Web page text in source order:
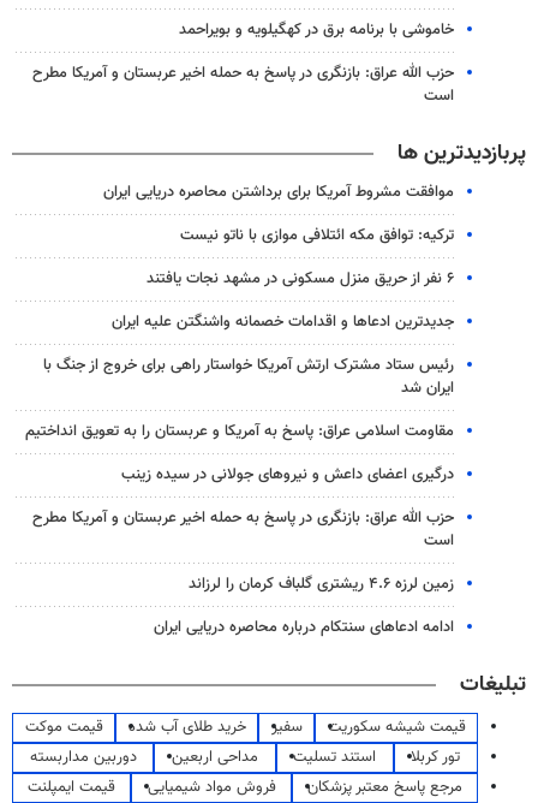
خاموشی با برنامه برق در کهگیلویه و بویراحمد
حزب الله عراق: بازنگری در پاسخ به حمله اخیر عربستان و آمریکا مطرح
است
پربازدیدترین ها
موافقت مشروط آمریکا برای برداشتن محاصره دریایی ایران
ترکیه: توافق مکه ائتلافی موازی با ناتو نیست
۶ نفر از حریق منزل مسکونی در مشهد نجات یافتند
جدیدترین ادعاها و اقدامات خصمانه واشنگتن علیه ایران
رئیس ستاد مشترک ارتش آمریکا خواستار راهی برای خروج از جنگ با
ایران شد
مقاومت اسلامی عراق: پاسخ به آمریکا و عربستان را به تعویق انداختیم
درگیری اعضای داعش و نیروهای جولانی در سیده زینب
حزب الله عراق: بازنگری در پاسخ به حمله اخیر عربستان و آمریکا مطرح
است
زمین لرزه ۴.۶ ریشتری گلباف کرمان را لرزاند
ادامه ادعاهای سنتکام درباره محاصره دریایی ایران
تبلیغات
قیمت شیشه سکوریت سفیر خرید طلای آب شده
قیمت موکت
تور کربلا
استند تسلیت مداحی اربعین
دوربین مداربسته
مرجع پاسخ معتبر پزشکان
فروش مواد شیمیایی
قیمت ایمپلنت